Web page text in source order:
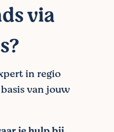
via
in regio
van jouw